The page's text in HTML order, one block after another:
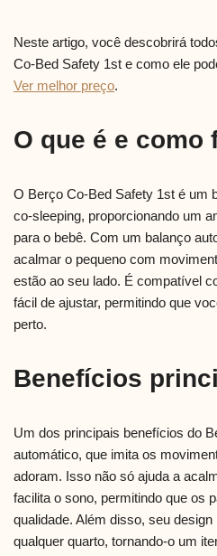
Neste artigo, você descobrirá
Co-Bed Safety 1st e como ele
Ver melhor preço.
O que é e como
O Berço Co-Bed Safety 1st é um
co-sleeping, proporcionando um
para o bebê. Com um balanço
acalmar o pequeno com
estão ao seu lado. É compatível
fácil de ajustar, permitindo que
perto.
Benefícios
Um dos principais benefícios do
automático, que imita os
adoram. Isso não só ajuda a
facilita o sono, permitindo que os
qualidade. Além disso, seu
qualquer quarto, tornando-o um